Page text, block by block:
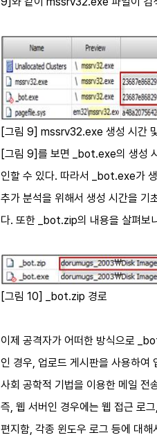
[그림 9] mssrv32.exe 생성 시간
[그림 9]를 보면 _bot.exe의 생성
인할 수 있다. 따라서 _bot.exe가
추가 분석을 위해서 생성 시간을
다. 또한 _bot.zip의 내용을 살펴보
[그림 10] _bot.zip 경로
이제 공격자가 어떠한 방식으로
인 경우, 업로드 게시판을 사용하
사회 공학적 기법을 이용한 메일 전
즉, 웹 서버인 경우에는 웹 접근 로
편지함, 각종 윈도우 로그 등에 대